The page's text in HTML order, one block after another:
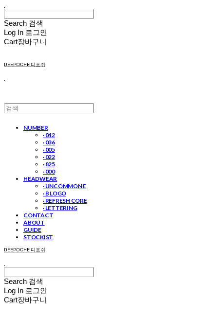
Search 검색
Log In 로그인
Cart장바구니
DEEPOCHE 디포쉬
NUMBER
· 042
· 036
· 005
· 022
· 825
· 000
HEADWEAR
· UNCOMMON E
· B LOGO
· REFRESH CORE
· LETTERING
CONTACT
ABOUT
GUIDE
STOCKIST
DEEPOCHE 디포쉬
Search 검색
Log In 로그인
Cart장바구니